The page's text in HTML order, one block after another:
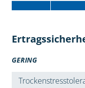
GERING